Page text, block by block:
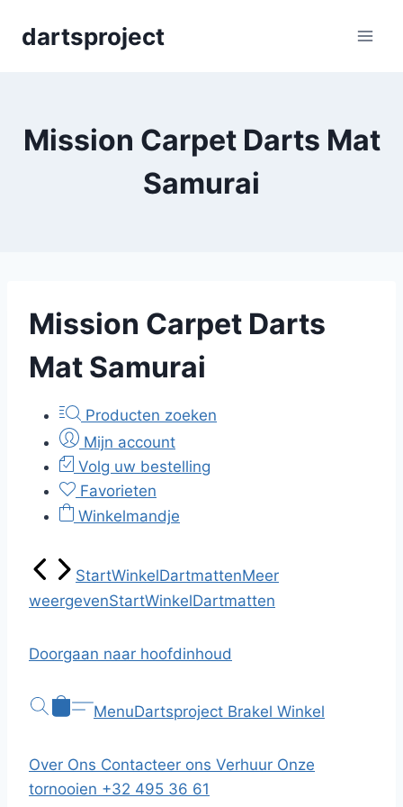
dartsproject
Mission Carpet Darts Mat
Samurai
Mission Carpet Darts
Mat Samurai
Producten zoeken
Mijn account
Volg uw bestelling
Favorieten
Winkelmandje
StartWinkelDartmattenMeer
weergevenStartWinkelDartmatten
Doorgaan naar hoofdinhoud
MenuDartsproject Brakel Winkel
Over Ons Contacteer ons Verhuur Onze
tornooien +32 495 36 61